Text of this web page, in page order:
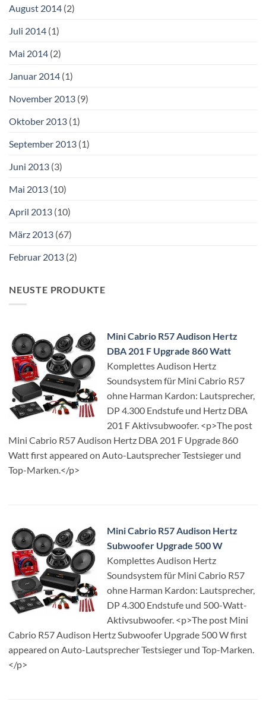
August 2014 (2)
Juli 2014 (1)
Mai 2014 (2)
Januar 2014 (1)
November 2013 (9)
Oktober 2013 (1)
September 2013 (1)
Juni 2013 (3)
Mai 2013 (10)
April 2013 (10)
März 2013 (67)
Februar 2013 (2)
NEUSTE PRODUKTE
Mini Cabrio R57 Audison Hertz
DBA 201 F Upgrade 860 Watt
Komplettes Audison Hertz
Soundsystem für Mini Cabrio R57
ohne Harman Kardon: Lautsprecher,
DP 4.300 Endstufe und Hertz DBA
201 F Aktivsubwoofer. <p>The post
Mini Cabrio R57 Audison Hertz DBA 201 F Upgrade 860
Watt first appeared on Auto-Lautsprecher Testsieger und
Top-Marken.</p>
Mini Cabrio R57 Audison Hertz
Subwoofer Upgrade 500 W
Komplettes Audison Hertz
Soundsystem für Mini Cabrio R57
ohne Harman Kardon: Lautsprecher,
DP 4.300 Endstufe und 500-Watt-
Aktivsubwoofer. <p>The post Mini
Cabrio R57 Audison Hertz Subwoofer Upgrade 500 W first
appeared on Auto-Lautsprecher Testsieger und Top-Marken.
</p>